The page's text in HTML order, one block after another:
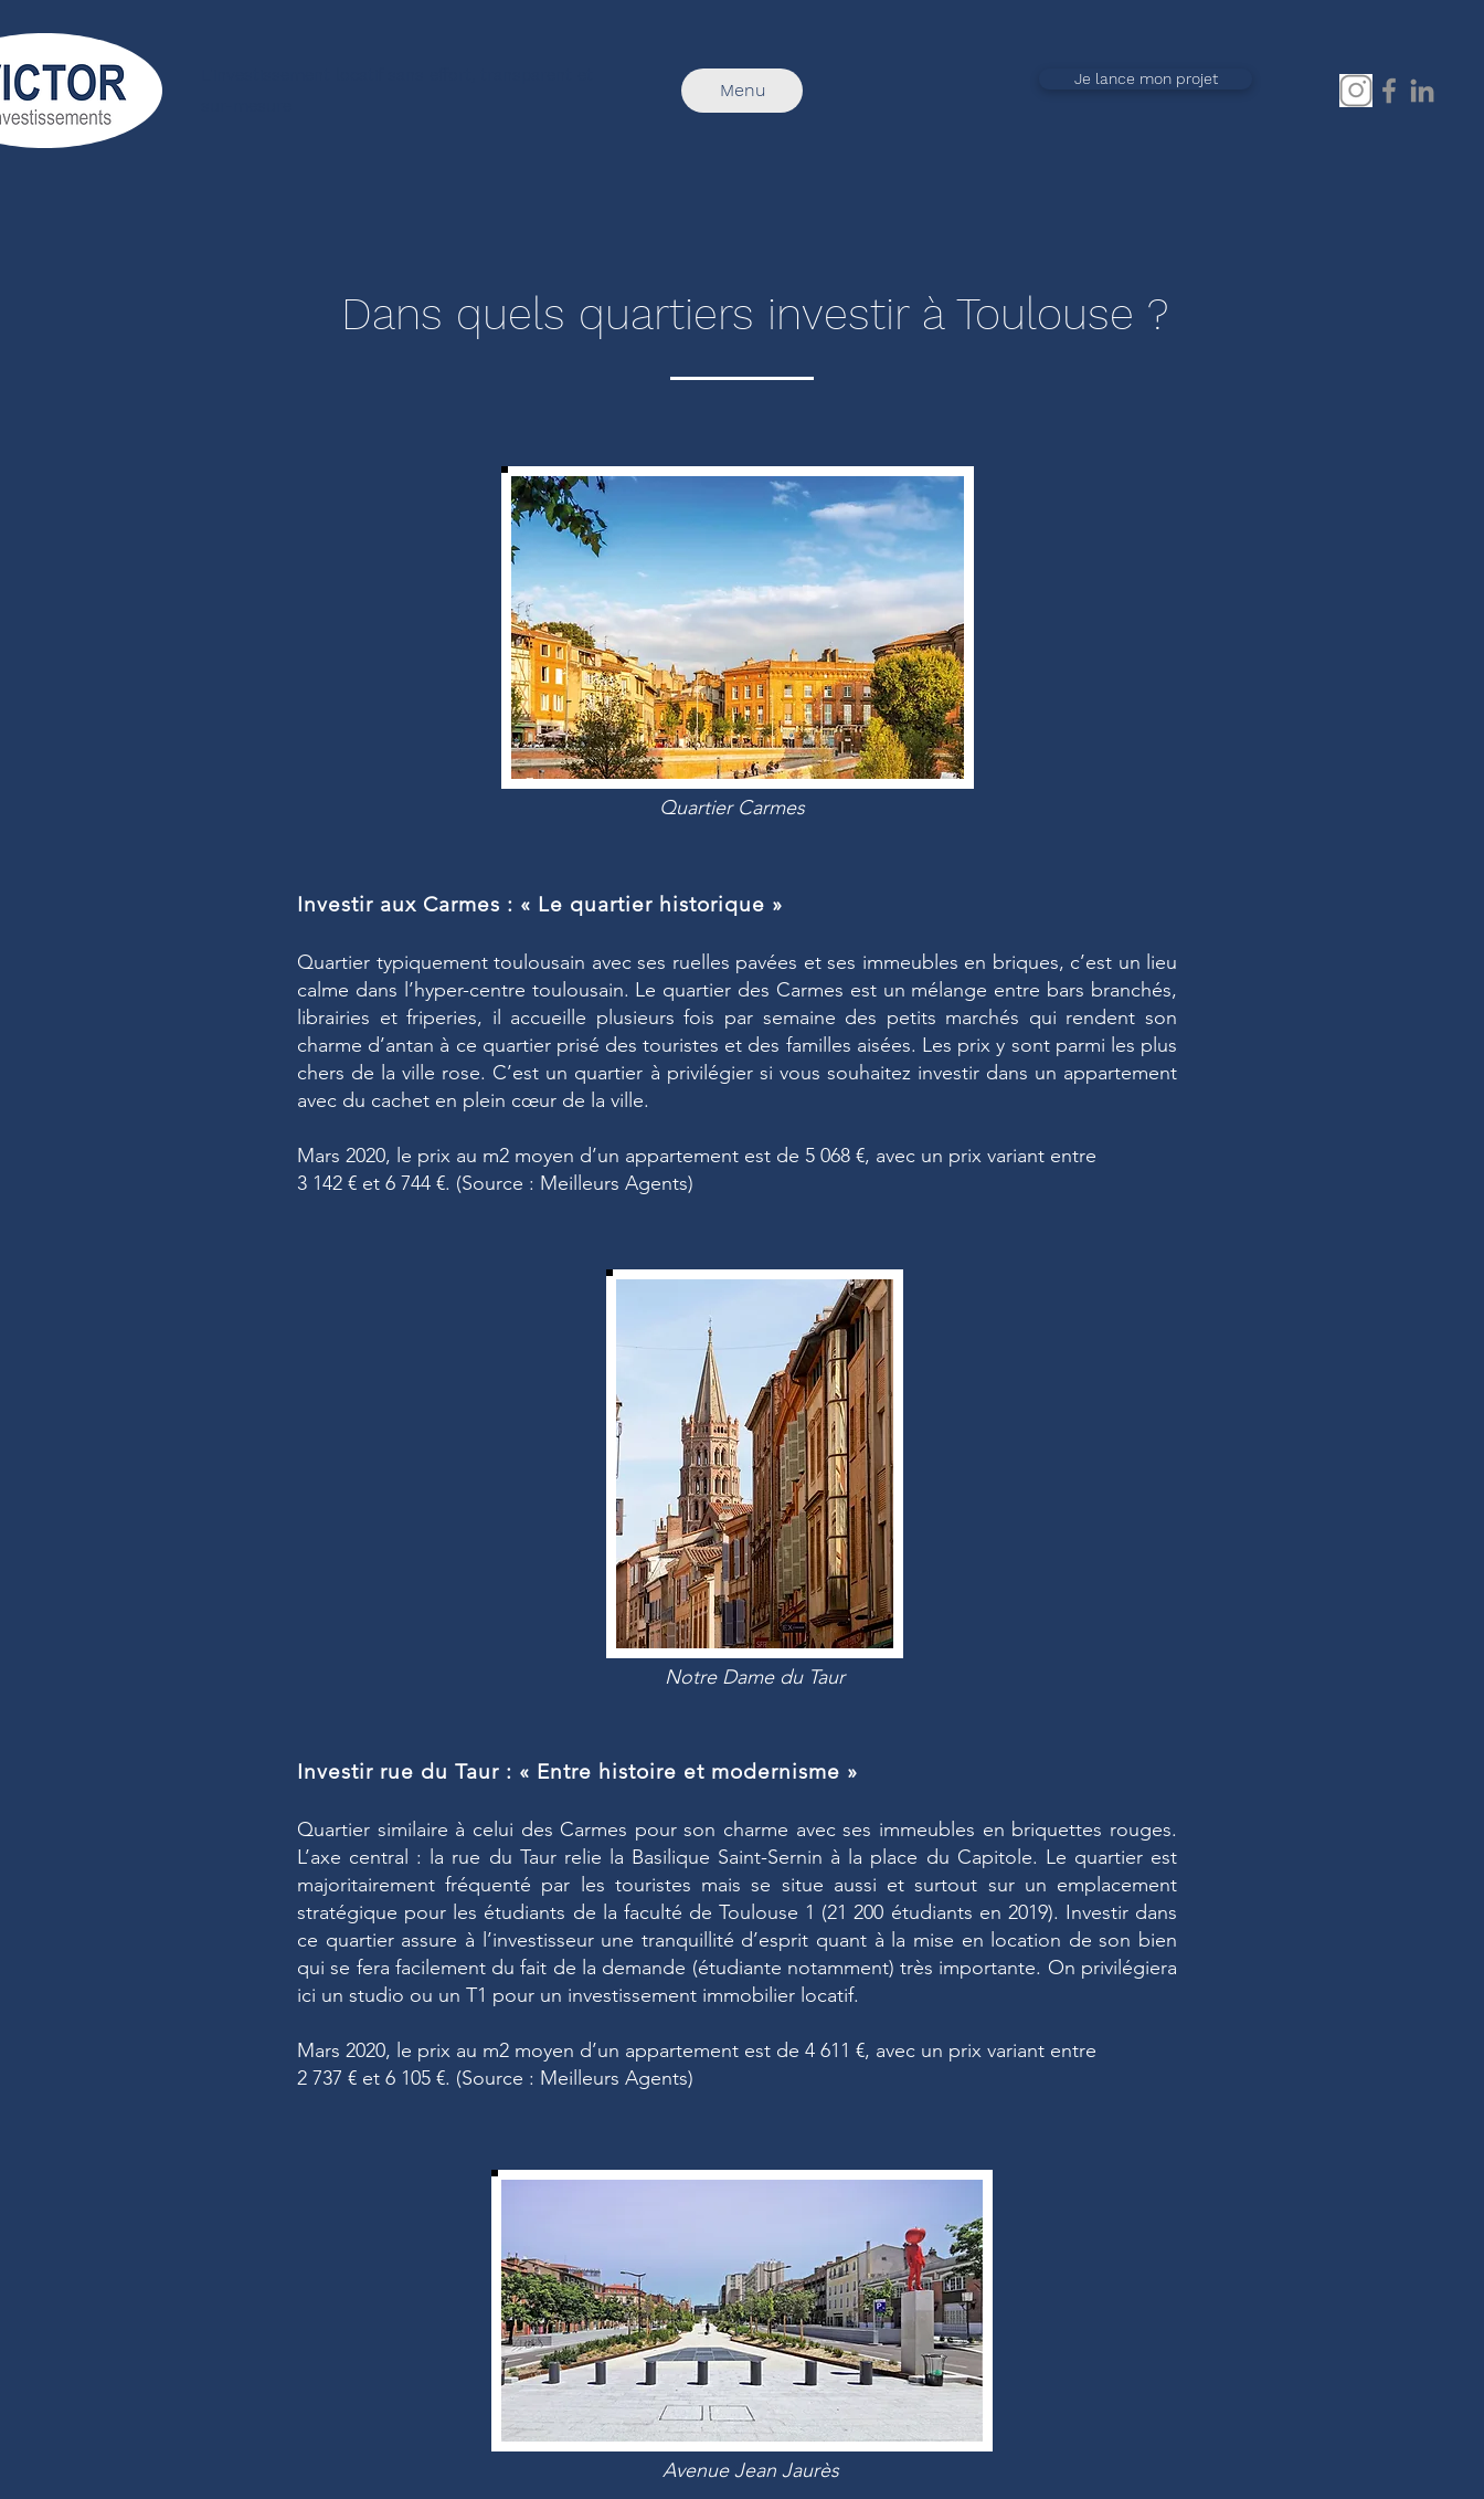
Menu
Je lance mon projet
Dans quels quartiers investir à Toulouse ?
Quartier Carmes
Investir aux Carmes : « Le quartier historique »
Quartier typiquement toulousain avec ses ruelles pavées et ses immeubles en briques, c’est un lieu
calme dans l’hyper-centre toulousain. Le quartier des Carmes est un mélange entre bars branchés,
librairies et friperies, il accueille plusieurs fois par semaine des petits marchés qui rendent son
charme d’antan à ce quartier prisé des touristes et des familles aisées. Les prix y sont parmi les plus
chers de la ville rose. C’est un quartier à privilégier si vous souhaitez investir dans un appartement
avec du cachet en plein cœur de la ville.
Mars 2020, le prix au m2 moyen d’un appartement est de 5 068 €, avec un prix variant entre
3 142 € et 6 744 €. (Source : Meilleurs Agents)
Notre Dame du Taur
Investir rue du Taur : « Entre histoire et modernisme »
Quartier similaire à celui des Carmes pour son charme avec ses immeubles en briquettes rouges.
L’axe central : la rue du Taur relie la Basilique Saint-Sernin à la place du Capitole. Le quartier est
majoritairement fréquenté par les touristes mais se situe aussi et surtout sur un emplacement
stratégique pour les étudiants de la faculté de Toulouse 1 (21 200 étudiants en 2019). Investir dans
ce quartier assure à l’investisseur une tranquillité d’esprit quant à la mise en location de son bien
qui se fera facilement du fait de la demande (étudiante notamment) très importante. On privilégiera
ici un studio ou un T1 pour un investissement immobilier locatif.
Mars 2020, le prix au m2 moyen d’un appartement est de 4 611 €, avec un prix variant entre
2 737 € et 6 105 €. (Source : Meilleurs Agents)
Avenue Jean Jaurès